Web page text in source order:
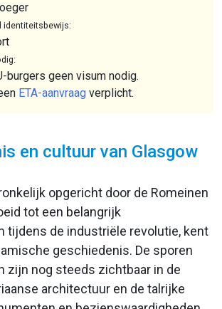
identiteitsbewijs:
burgers geen visum nodig.
ETA-aanvraag verplicht.
en cultuur van Glasgow
opgericht door de Romeinen
tot een belangrijk
tijdens de industriële revolutie, kent
geschiedenis. De sporen
zijn nog steeds zichtbaar in de
architectuur en de talrijke